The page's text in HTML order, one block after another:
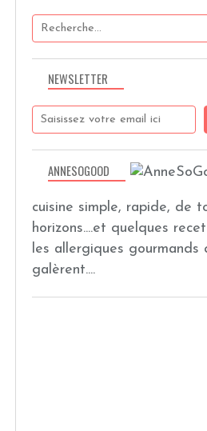
NEWSLETTER
ANNESOGOOD
cuisine simple, rapide, de
horizons....et quelques
les allergiques gourmands
galèrent....